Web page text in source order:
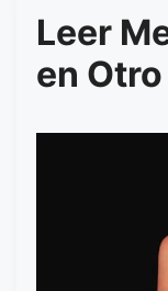
Leer
en